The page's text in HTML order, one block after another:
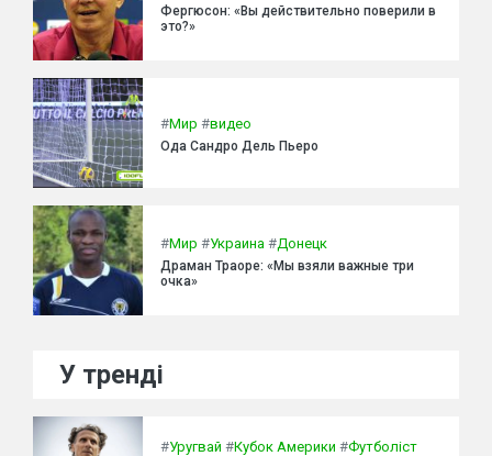
Фергюсон: «Вы действительно поверили в
это?»
#Мир #видео
Ода Сандро Дель Пьеро
#Мир #Украина #Донецк
Драман Траоре: «Мы взяли важные три
очка»
У тренді
#Уругвай #Кубок Америки #Футболіст